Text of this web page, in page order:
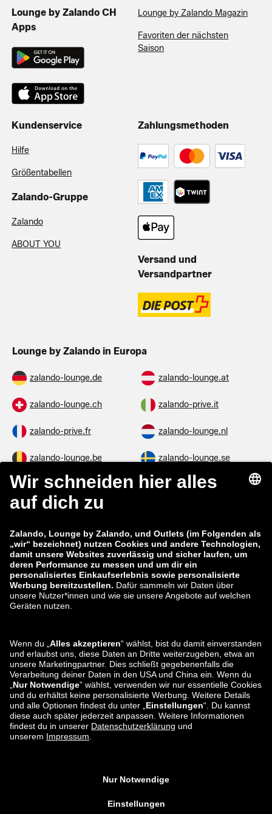
Lounge by Zalando CH
Apps
Lounge by Zalando Magazin
Favoriten der nächsten
Saison
Kundenservice
Hilfe
Größentabellen
Zalando-Gruppe
Zalando
ABOUT YOU
Zahlungsmethoden
Versand und
Versandpartner
Lounge by Zalando in Europa
zalando-lounge.de zalando-lounge.at
zalando-lounge.ch zalando-prive.it
zalando-prive.fr zalando-lounge.nl
zalando-lounge.be zalando-lounge.se
zalando-lounge.fi zalando-lounge.dk
zalando-lounge.co.uk
zalando-prive.es zalando-lounge.cz
zalando-lounge.lt zalando-lounge.sk
zalando-lounge.ro zalando-lounge.hr
zalando-lounge.lu zalando-lounge.ee
zalando-lounge.lv zalando-lounge.no
Sie finden uns
auch bei
unverbindlichen Preisempfehlung